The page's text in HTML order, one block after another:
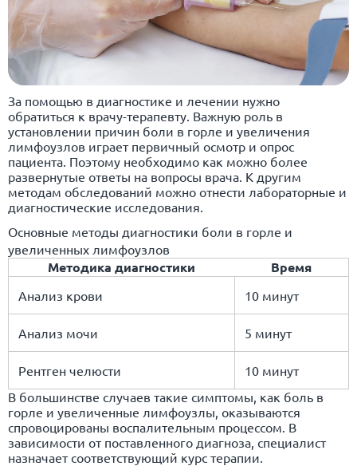
За помощью в диагностике и лечении нужно
обратиться к врачу-терапевту. Важную роль в
установлении причин боли в горле и увеличения
лимфоузлов играет первичный осмотр и опрос
пациента. Поэтому необходимо как можно более
развернутые ответы на вопросы врача. К другим
методам обследований можно отнести лабораторные и
диагностические исследования.
Основные методы диагностики боли в горле и
увеличенных лимфоузлов
Методика диагностики Время
Анализ крови 10 минут
Анализ мочи 5 минут
Рентген челюсти
10 минут
В большинстве случаев такие симптомы, как боль в
горле и увеличенные лимфоузлы, оказываются
спровоцированы воспалительным процессом. В
зависимости от поставленного диагноза, специалист
назначает соответствующий курс терапии.